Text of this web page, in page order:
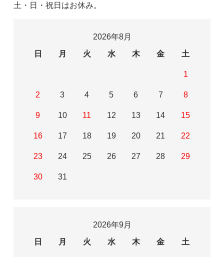
土・日・祝日はお休み。
2026年8月
日
月 火 水 木 金 土
1
2 3 4 5 6 7 8
9 10 11 12 13 14 15
16 17 18 19 20 21 22
23 24 25 26 27 28 29
30 31
2026年9月
日
月 火 水 木 金 土